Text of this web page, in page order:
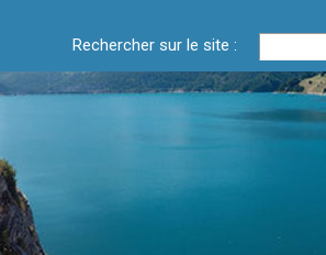
Rechercher sur le site :